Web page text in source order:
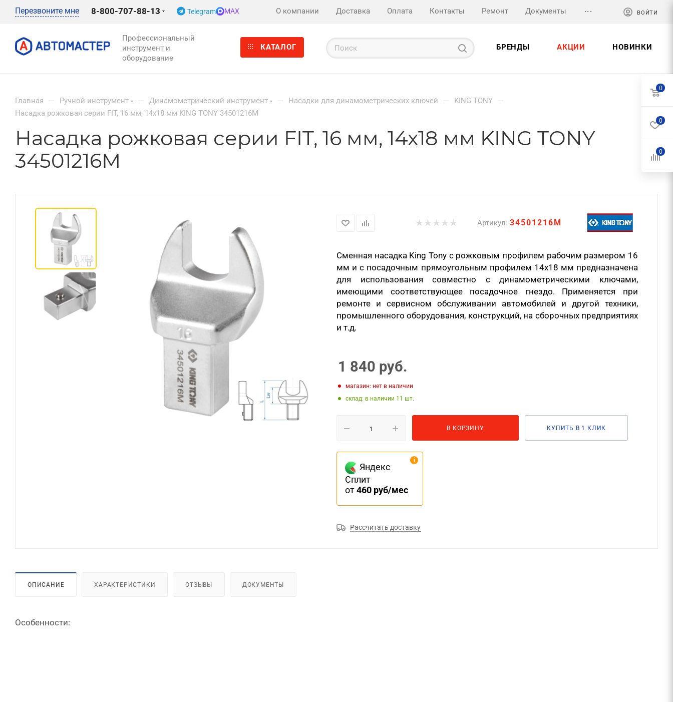
Перезвоните мне 8-800-707-88-13 Telegram MAX О компании Доставка Оплата Контакты Ремонт Документы ... ВОЙТИ
Профессиональный
инструмент и
оборудование
КАТАЛОГ БРЕНДЫ АКЦИИ НОВИНКИ
Главная — Ручной инструмент — Динамометрический инструмент — Насадки для динамометрических ключей — KING TONY —
Насадка рожковая серии FIT, 16 мм, 14x18 мм KING TONY 34501216M
Насадка рожковая серии FIT, 16 мм, 14x18 мм KING TONY
34501216M
Артикул: 34501216M
Сменная насадка King Tony с рожковым профилем рабочим размером 16
мм и с посадочным прямоугольным профилем 14х18 мм предназначена
для использования совместно с динамометрическими ключами,
имеющими соответствующее посадочное гнездо. Применяется при
ремонте и сервисном обслуживании автомобилей и другой техники,
промышленного оборудования, конструкций, на сборочных предприятиях
и т.д.
1 840 руб.
Магазин: нет в наличии
Склад: в наличии 11
В КОРЗИНУ КУПИТЬ В 1 КЛИК
Яндекс
Сплит
от460 руб/мес
Рассчитать доставку
ОПИСАНИЕ ХАРАКТЕРИСТИКИ ОТЗЫВЫ ДОКУМЕНТЫ
Особенности:
0
0
0